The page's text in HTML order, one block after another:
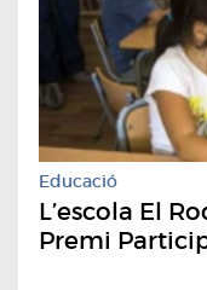
Educació
L’escola El
Premi